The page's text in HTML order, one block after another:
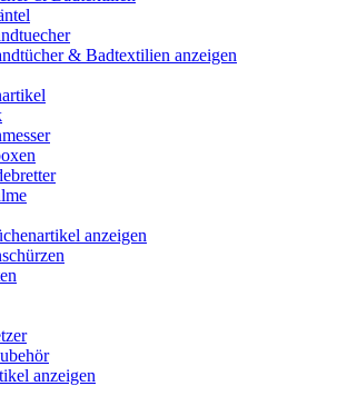
& Badtextilien anzeigen
anzeigen
anzeigen